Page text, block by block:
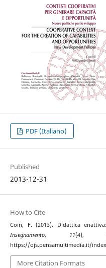
PDF (Italiano)
Published
2013-12-31
How to Cite
Coin, F. (2013). Didattica
Insegnamento, 11(4),
https://ojs.pensamultimedia.it/
More Citation Formats